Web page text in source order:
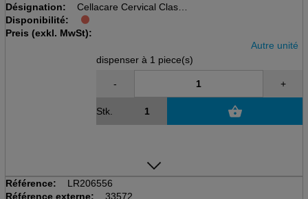
Désignation:
Cellacare Cervical Classic
disp à 1 pcs, taille 1, 9cm
Tour de cou 28-34cm
Disponibilité:
Preis (exkl. MwSt):
Autre unité
dispenser à 1 piece(s)
- +
Stk.
Référence:
LR206556
Référence externe:
33572